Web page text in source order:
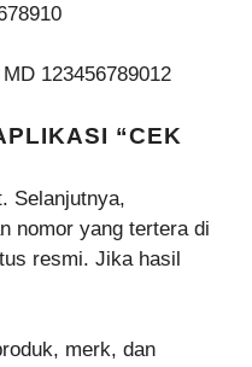
123456789012
“CEK
Selanjutnya,
nomor yang tertera di
resmi. Jika hasil
merk, dan